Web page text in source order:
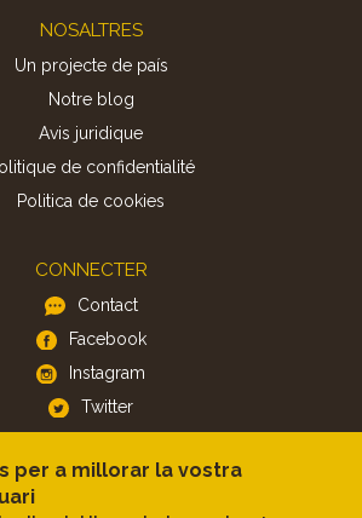
NOSALTRES
Un projecte de país
Notre blog
Avis juridique
de confidentialité
Politica de cookies
CONNECTER
Contact
Facebook
Instagram
Twitter
APP
per a millorar la vostra